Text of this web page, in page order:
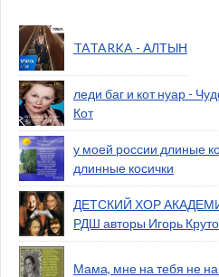
TATARKA - АЛТЫН
леди баг и кот нуар -
Кот
у моей россии длиные
длинные косички
ДЕТСКИЙ ХОР
РДШ авторы Игорь
Мама, мне на тебя не